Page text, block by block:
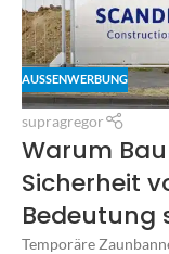
AUSSENWERBUNG
supragregor
Warum
Sicherheit
Bedeutung
Temporäre